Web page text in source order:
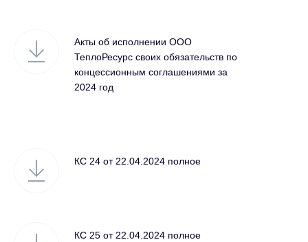
Акты об исполнении ООО
ТеплоРесурс своих обязательств по
концессионным соглашениями за
2024 год
КС 24 от 22.04.2024 полное
КС 25 от 22.04.2024 полное